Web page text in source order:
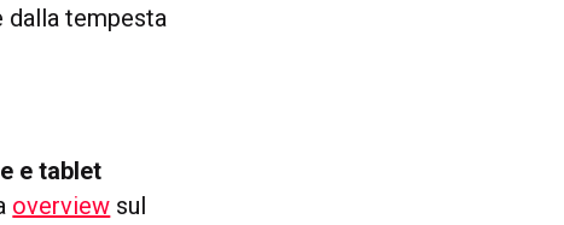
dalla tempesta
e tablet
overview sul